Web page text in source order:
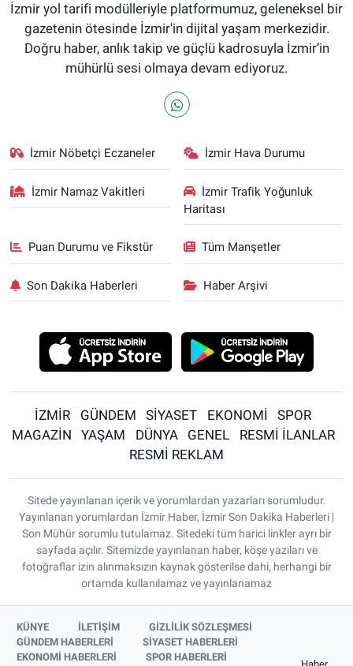
İzmir yol tarifi modülleriyle platformumuz, geleneksel bir
gazetenin ötesinde İzmir'in dijital yaşam merkezidir.
Doğru haber, anlık takip ve güçlü kadrosuyla İzmir’in
mühürlü sesi olmaya devam ediyoruz.
İzmir Nöbetçi Eczaneler İzmir Hava Durumu
İzmir Namaz Vakitleri
İzmir Trafik Yoğunluk
Haritası
Puan Durumu ve Fikstür Tüm Manşetler
Son Dakika Haberleri Haber Arşivi
İZMİR GÜNDEM SİYASET EKONOMİ
SPOR
MAGAZİN
YAŞAM DÜNYA GENEL
RESMİ İLANLAR
RESMİ REKLAM
Sitede yayınlanan içerik ve yorumlardan yazarları sorumludur.
Yayınlanan yorumlardan İzmir Haber, İzmir Son Dakika Haberleri |
Son Mühür sorumlu tutulamaz. Sitedeki tüm harici linkler ayrı bir
sayfada açılır. Sitemizde yayınlanan haber, köşe yazıları ve
fotoğraflar izin alınmaksızın kaynak gösterilse dahi, herhangi bir
ortamda kullanılamaz ve yayınlanamaz
KÜNYE İLETİŞİM
GİZLİLİK SÖZLEŞMESİ
GÜNDEM HABERLERİ
SİYASET HABERLERİ
EKONOMİ HABERLERİ
SPOR HABERLERİ
Haber